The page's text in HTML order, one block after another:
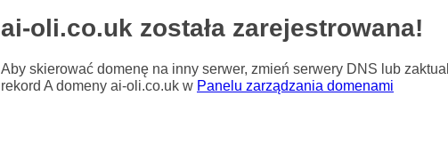
ai-oli.co.uk została zarejestrowana!
Aby skierować domenę na inny serwer, zmień serwery DNS lub
rekord A domeny ai-oli.co.uk w Panelu zarządzania domenami